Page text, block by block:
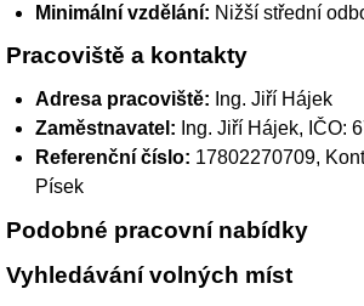
Minimální vzdělání: Nižší střední
Pracoviště a kontakty
Adresa pracoviště: Ing. Jiří Hájek
Zaměstnavatel: Ing. Jiří Hájek, IČO:
Referenční číslo: 17802270709,
Písek
Podobné pracovní nabídky
Vyhledávání volných míst